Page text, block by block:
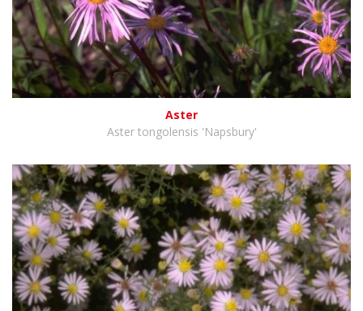
Aster
Aster tongolensis 'Napsbury'